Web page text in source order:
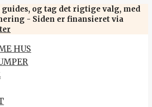
guides, og tag det rigtige valg, med
- Siden er finansieret via
HUS